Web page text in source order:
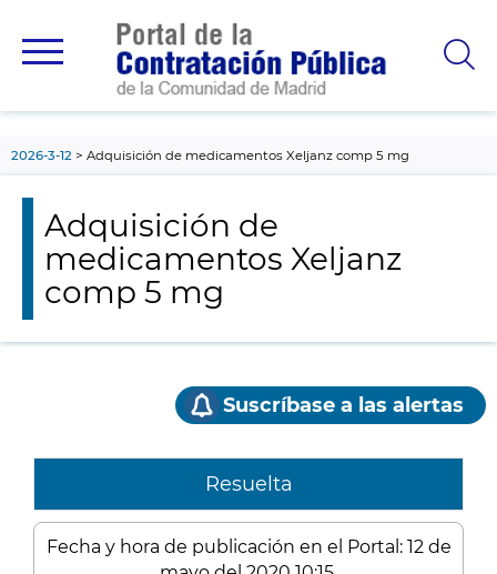
principal
2026-3-12 Adquisición de medicamentos Xeljanz comp 5 mg
Adquisición de
medicamentos Xeljanz
comp 5 mg
Suscríbase a las alertas
Resuelta
Fecha y hora de publicación en el Portal: 12 de